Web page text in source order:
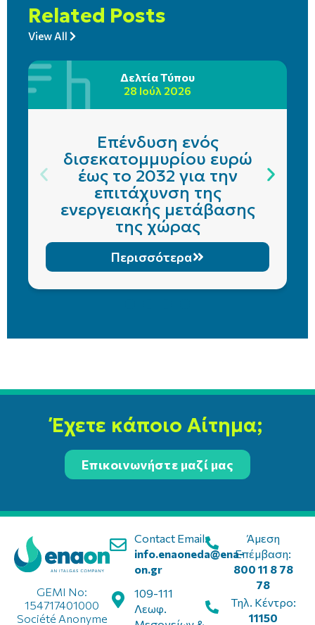
Related Posts
View All
Δελτία Τύπου
28 Ιούλ 2026
Επένδυση ενός
δισεκατομμυρίου ευρώ
έως το 2032 για την
επιτάχυνση της
ενεργειακής μετάβασης
της χώρας
Περισσότερα
Έχετε κάποιο Αίτημα;
Επικοινωνήστε μαζί μας
Contact Email:
info.enaoneda@ena-
on.gr
109-111
Λεωφ.
GEMI No:
154717401000
Société Anonyme
Άμεση
Επέμβαση:
800 11 8 78
78
Τηλ. Κέντρο:
11150